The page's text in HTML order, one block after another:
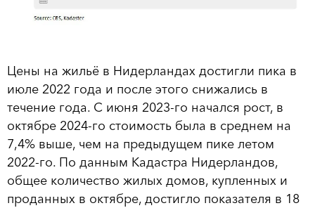
Цены на жильё в Нидерландах достигли пика в
июле 2022 года и после этого снижались в
течение года. С июня 2023-го начался рост, в
октябре 2024-го стоимость была в среднем на
7,4% выше, чем на предыдущем пике летом
2022-го. По данным Кадастра Нидерландов,
общее количество жилых домов, купленных и
проданных в октябре, достигло показателя в 18